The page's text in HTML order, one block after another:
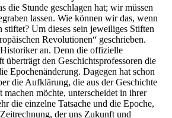
die Stunde geschlagen hat; wir müssen
lassen. Wie können wir das, wenn
Um dieses sein jeweiliges Stiften
Revolutionen“ geschrieben.
an. Denn die offizielle
überträgt den Geschichtsprofessoren die
Epochenänderung. Dagegen hat schon
die Aufklärung, die aus der Geschichte
machen möchte, unterscheidet in ihrer
die einzelne Tatsache und die Epoche,
der uns Zukunft und